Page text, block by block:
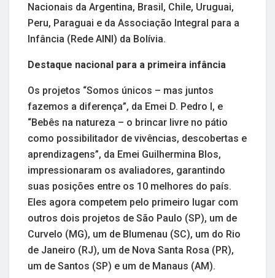
Nacionais da Argentina, Brasil, Chile, Uruguai,
Peru, Paraguai e da Associação Integral para a
Infância (Rede AINI) da Bolívia.
Destaque nacional para a primeira infância
Os projetos “Somos únicos – mas juntos
fazemos a diferença”, da Emei D. Pedro I, e
“Bebês na natureza – o brincar livre no pátio
como possibilitador de vivências, descobertas e
aprendizagens”, da Emei Guilhermina Blos,
impressionaram os avaliadores, garantindo
suas posições entre os 10 melhores do país.
Eles agora competem pelo primeiro lugar com
outros dois projetos de São Paulo (SP), um de
Curvelo (MG), um de Blumenau (SC), um do Rio
de Janeiro (RJ), um de Nova Santa Rosa (PR),
um de Santos (SP) e um de Manaus (AM).